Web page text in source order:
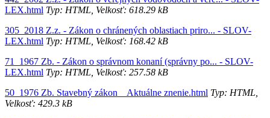
LEX.html Typ: HTML, Velkosť: 618.29 kB
305_2018 Z.z. - Zákon o chránených oblastiach priro... - SLOV-
LEX.html Typ: HTML, Velkosť: 168.42 kB
71_1967 Zb. - Zákon o správnom konaní (správny po... - SLOV-
LEX.html Typ: HTML, Velkosť: 257.58 kB
50_1976 Zb. Stavebný zákon _ Aktuálne znenie.html Typ: HTML,
Velkosť: 429.3 kB